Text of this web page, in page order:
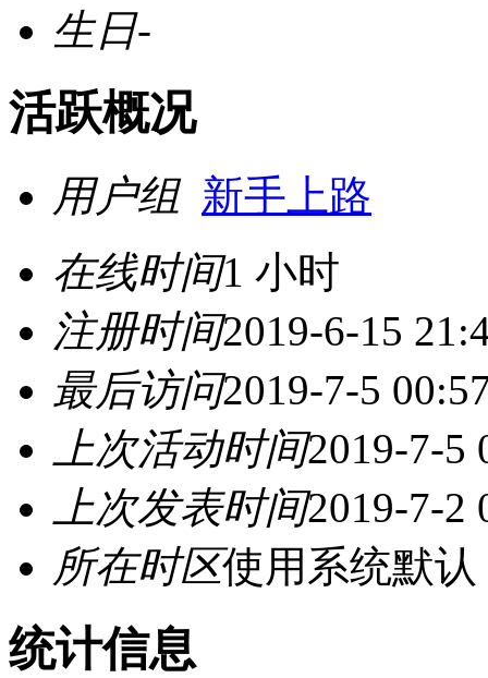
生日-
活跃概况
用户组 新手上路
在线时间1 小时
注册时间2019-6-15
最后访问2019-7-5
上次活动时间2019-7-5
上次发表时间2019-7-2
所在时区使用系统默认
统计信息